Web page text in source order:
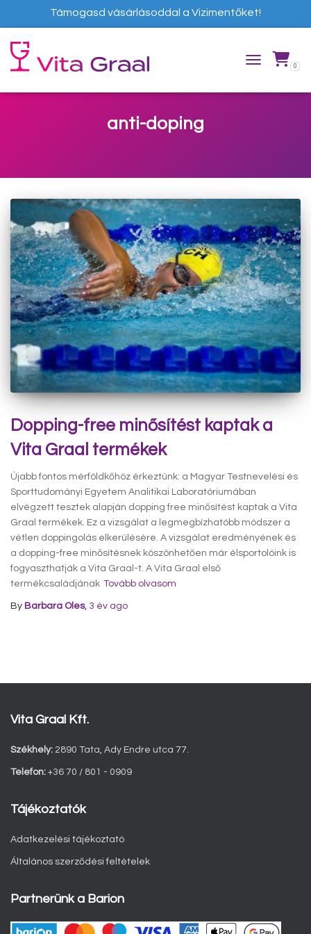
Támogasd vásárlásoddal a Vizimentőket!
TOGGLE 0
anti-doping
Dopping-free minősítést kaptak a
Vita Graal termékek
Újabb fontos mérföldkőhöz érkeztünk: a Magyar Testnevelési és
Sporttudományi Egyetem Analitikai Laboratóriumában
elvégzett tesztek alapján dopping free minősítést kaptak a Vita
Graal termékek. Ez a vizsgálat a legmegbízhatóbb módszer a
vétlen doppingolás elkerülésére. A vizsgálat eredményének és
a dopping-free minősítésnek köszönhetően már élsportolóink is
fogyaszthatják a Vita Graal-t. A Vita Graal első
termékcsaládjának Tovább olvasom
By Barbara Oles, 3 év ago
Vita Graal Kft.
Székhely: 2890 Tata, Ady Endre utca 77.
Telefon: +36 70 / 801 - 0909
Tájékoztatók
Adatkezelési tájékoztató
Általános szerződési feltételek
Partnerünk a Barion